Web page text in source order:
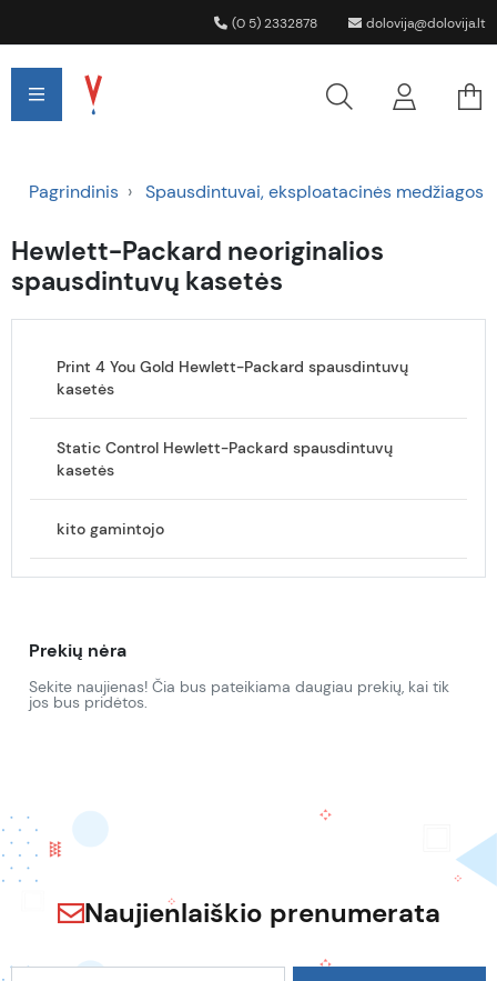
(0 5) 2332878 dolovija@dolovija.lt
Pagrindinis Spausdintuvai, eksploatacinės medžiagos
Hewlett-Packard neoriginalios
spausdintuvų kasetės
Print 4 You Gold Hewlett-Packard spausdintuvų
kasetės
Static Control Hewlett-Packard spausdintuvų
kasetės
kito gamintojo
Prekių nėra
Sekite naujienas! Čia bus pateikiama daugiau prekių, kai tik
jos bus pridėtos.
Naujienlaiškio prenumerata